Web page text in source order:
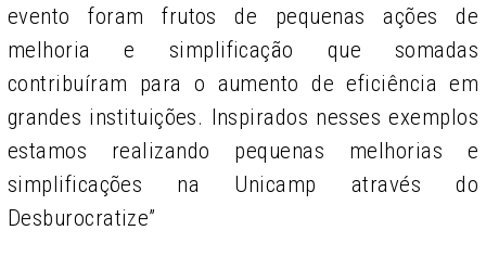
evento foram frutos de pequenas ações de
melhoria e simplificação que somadas
contribuíram para o aumento de eficiência em
grandes instituições. Inspirados nesses exemplos
estamos realizando pequenas melhorias e
simplificações na Unicamp através do
Desburocratize”